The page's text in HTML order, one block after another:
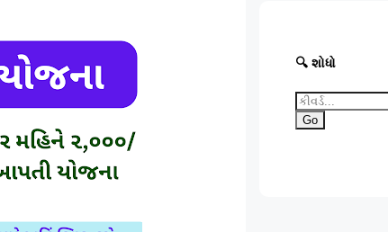
🔍 શોધો
Go